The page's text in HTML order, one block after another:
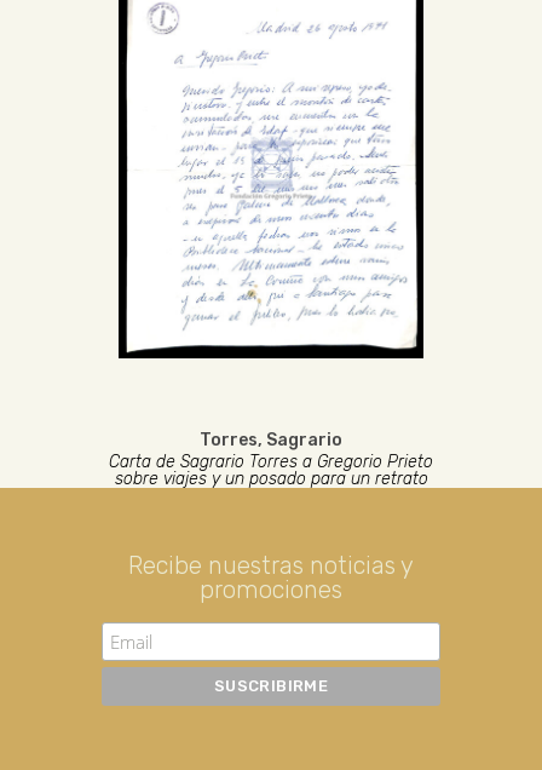
Torres, Sagrario
Carta de Sagrario Torres a Gregorio Prieto
sobre viajes y un posado para un retrato
Recibe nuestras noticias y
promociones